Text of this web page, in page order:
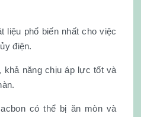
liệu phổ biến nhất cho việc
điện.
khả năng chịu áp lực tốt và
có thể bị ăn mòn và